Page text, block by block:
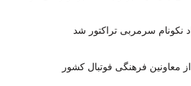
نکونام سرمربی تراکتور شد
معاونین فرهنگی فوتبال کشور